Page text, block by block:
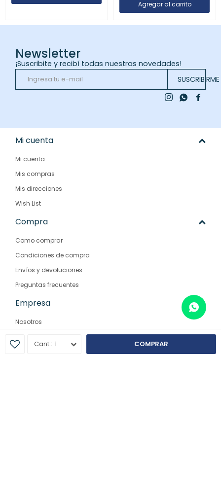
1 COMPRAR
Newsletter
¡Suscribite y recibí todas nuestras novedades!
SUSCRIBIRME

 
Mi cuenta
Mi cuenta
Mis compras
Mis direcciones
Wish List
Compra
Como comprar
Condiciones de compra
Envíos y devoluciones
Preguntas frecuentes
Empresa
Nosotros